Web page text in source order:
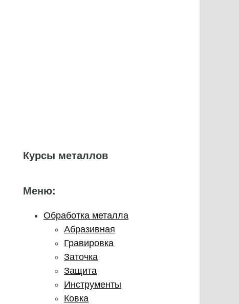
Курсы металлов
Меню:
Обработка металла
Абразивная
Гравировка
Заточка
Защита
Инструменты
Ковка